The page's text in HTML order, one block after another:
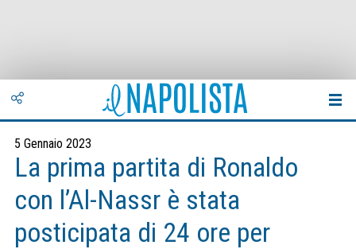
5 Gennaio 2023
La prima partita di Ronaldo
con l’Al-Nassr è stata
posticipata di 24 ore per